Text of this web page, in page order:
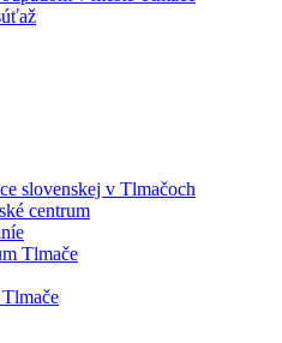
slovenskej v Tlmačoch
centrum
Tlmače